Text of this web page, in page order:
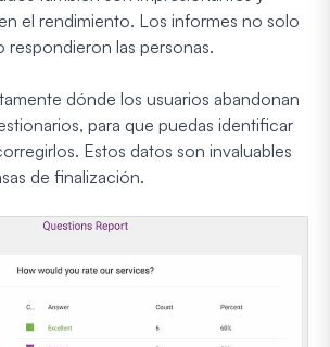
el rendimiento. Los informes no solo
respondieron las personas.
dónde los usuarios abandonan
para que puedas identificar
Estos datos son invaluables
de finalización.